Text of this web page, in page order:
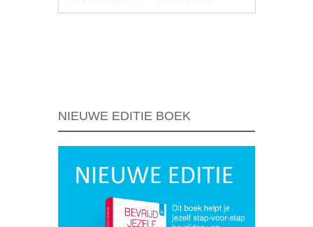
NIEUWE EDITIE BOEK